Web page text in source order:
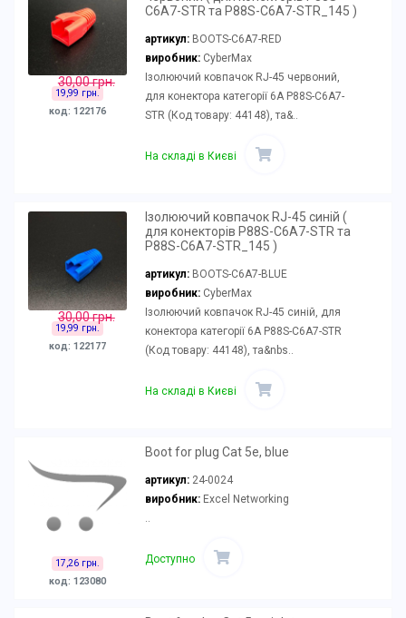
30,00 грн.
19,99 грн.
код: 122176
C6A7-STR та P88S-C6A7-STR_145 )
артикул: BOOTS-C6A7-RED
виробник:CyberMax
Ізолюючий ковпачок RJ-45 червоний,
для конектора категорії 6А P88S-C6A7-
STR (Код товару: 44148), та&..
На складі в Києві
30,00 грн.
19,99 грн.
код: 122177
Ізолюючий ковпачок RJ-45 синій (
для конекторів P88S-C6A7-STR та
P88S-C6A7-STR_145 )
артикул: BOOTS-C6A7-BLUE
виробник:CyberMax
Ізолюючий ковпачок RJ-45 синій, для
конектора категорії 6А P88S-C6A7-STR
(Код товару: 44148), та&nbs..
На складі в Києві
17,26 грн.
код: 123080
Boot for plug Cat 5e, blue
артикул: 24-0024
виробник:Excel Networking
..
Доступно